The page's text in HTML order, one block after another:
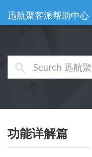
迅航聚客派帮助中心
功能详解篇